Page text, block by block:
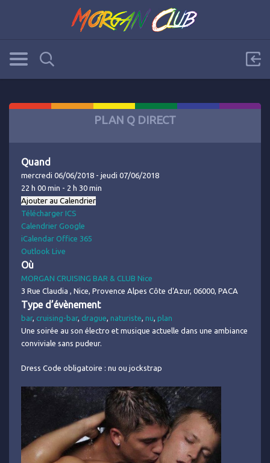
PLAN Q DIRECT
Quand
mercredi 06/06/2018 - jeudi 07/06/2018
22 h 00 min - 2 h 30 min
Ajouter au Calendrier
Télécharger ICS
Calendrier Google
iCalendar Office 365
Outlook Live
Où
MORGAN CRUISING BAR & CLUB Nice
3 Rue Claudia , Nice, Provence Alpes Côte d'Azur, 06000, PACA
Type d’évènement
bar, cruising-bar, drague, naturiste, nu, plan
Une soirée au son électro et musique actuelle dans une ambiance
conviviale sans pudeur.
Dress Code obligatoire : nu ou jockstrap